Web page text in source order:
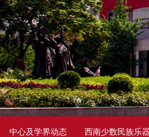
中心及学界动态 西南少数民族乐